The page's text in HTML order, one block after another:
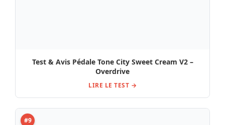
Test & Avis Pédale Tone City Sweet Cream V2 –
Overdrive
LIRE LE TEST →
#9